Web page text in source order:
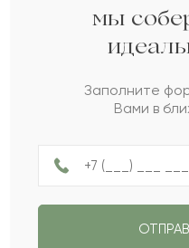
Бекбол
Дария
Д Дарина
мы
Заполните
Вами в